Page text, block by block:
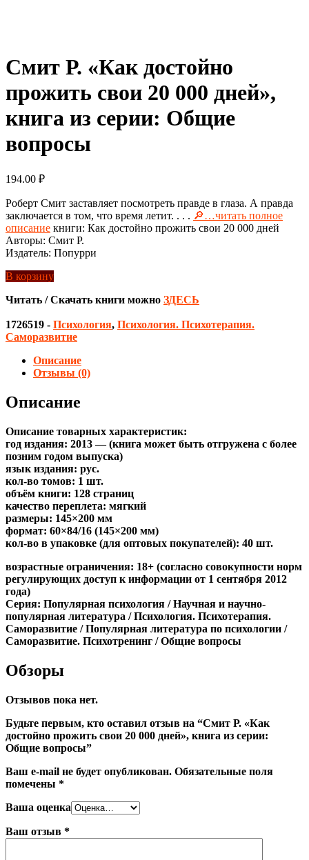
Смит Р. «Как достойно
прожить свои 20 000 дней»,
книга из серии: Общие
вопросы
194.00 ₽
Роберт Смит заставляет посмотреть правде в глаза. А правда
заключается в том, что время летит. . . . 🔎…читать полное
описание книги: Как достойно прожить свои 20 000 дней
Авторы: Смит Р.
Издатель: Попурри
В корзину
Читать / Скачать книги можно ЗДЕСЬ
1726519 - Психология, Психология. Психотерапия.
Саморазвитие
Описание
Отзывы (0)
Описание
Описание товарных характеристик:
год издания: 2013 — (книга может быть отгружена c более
позним годом выпуска)
язык издания: рус.
кол-во томов: 1 шт.
объём книги: 128 страниц
качество переплета: мягкий
размеры: 145×200 мм
формат: 60×84/16 (145×200 мм)
кол-во в упаковке (для оптовых покупателей): 40 шт.
возрастные ограничения: 18+ (согласно совокупности норм
регулирующих доступ к информации от 1 сентября 2012
года)
Серия: Популярная психология / Научная и научно-
популярная литература / Психология. Психотерапия.
Саморазвитие / Популярная литература по психологии /
Саморазвитие. Психотренинг / Общие вопросы
Обзоры
Отзывов пока нет.
Будьте первым, кто оставил отзыв на “Смит Р. «Как
достойно прожить свои 20 000 дней», книга из серии:
Общие вопросы”
Ваш e-mail не будет опубликован. Обязательные поля
помечены *
Ваша оценка
Ваш отзыв *